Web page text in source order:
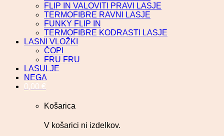
FLIP IN VALOVITI PRAVI LASJE
TERMOFIBRE RAVNI LASJE
FUNKY FLIP IN
TERMOFIBRE KODRASTI LASJE
LASNI VLOŽKI
ČOPI
FRU FRU
LASULJE
NEGA
0,00 €
Košarica
V košarici ni izdelkov.